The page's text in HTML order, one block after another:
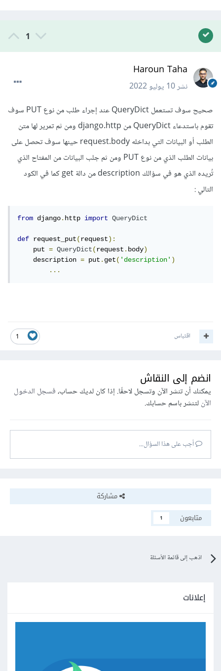
1
Haroun Taha
نشر10 يوليو 2022
صحيح سوف تستعمل QueryDict عند إجراء طلب من نوع PUT سوف
تقوم باستدعاء QueryDict من django.http ومن ثم تمرير لها متن
الطلب أو البيانات التي بداخله request.body حينها سوف تحصل على
بيانات الطلب الذي من نوع PUT ومن ثم جلب البيانات من المفتاح الذي
تُريده الذي هو في سؤالك description من دالة get كما في الكود
التالي :
from django.http import QueryDict
def request_put(request):
    put
= QueryDict(request.body)
    description
= put.get('description')
...
1 اقتباس
انضم إلى النقاش
يمكنك أن تنشر الآن وتسجل لاحقًا. إذا كان لديك حساب،فسجل الدخول
الآنلتنشر باسم حسابك.
أجب على هذا السؤال...
مشاركة
متابعون
1
اذهب إلى قائمة الأسئلة
إعلانات